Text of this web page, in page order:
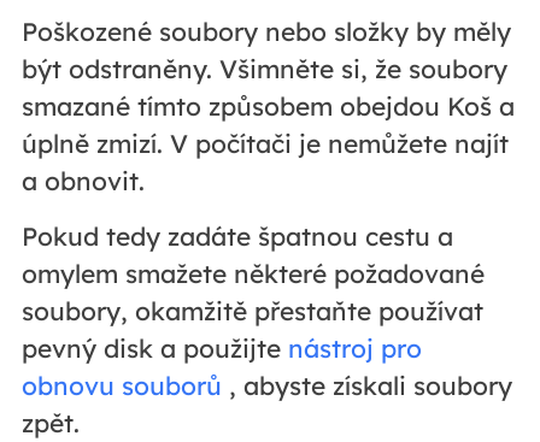
Poškozené soubory nebo složky by měly
být odstraněny. Všimněte si, že soubory
smazané tímto způsobem obejdou Koš a
úplně zmizí. V počítači je nemůžete najít
a obnovit.
Pokud tedy zadáte špatnou cestu a
omylem smažete některé požadované
soubory, okamžitě přestaňte používat
pevný disk a použijte nástroj pro
obnovu souborů , abyste získali soubory
zpět.